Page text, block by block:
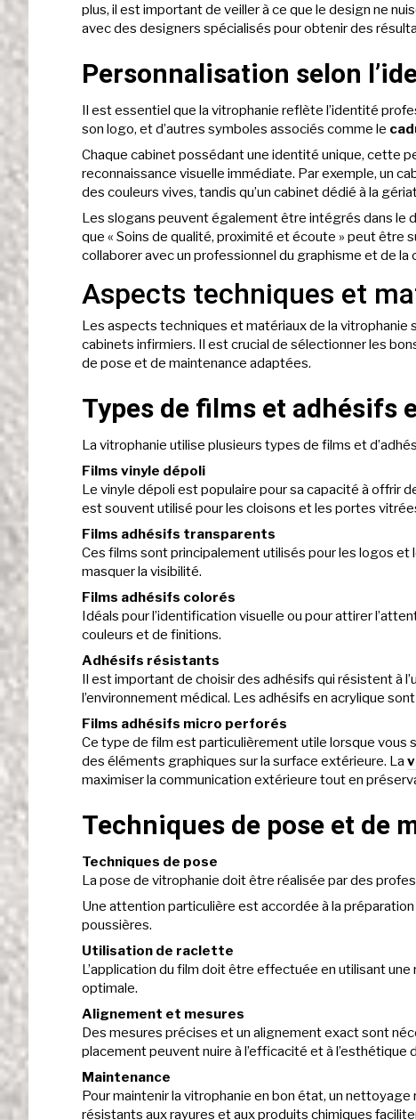
plus, il est important de veiller à ce que le design ne
avec des designers spécialisés pour obtenir des
Personnalisation selon
Il est essentiel que la vitrophanie reflète l’identité
son logo, et d’autres symboles associés comme le
Chaque cabinet possédant une identité unique, cette
reconnaissance visuelle immédiate. Par exemple, un
des couleurs vives, tandis qu’un cabinet dédié à la
Les slogans peuvent également être intégrés dans le
que « Soins de qualité, proximité et écoute » peut être
collaborer avec un professionnel du graphisme et de
Aspects techniques et
Les aspects techniques et matériaux de la
cabinets infirmiers. Il est crucial de sélectionner les
de pose et de maintenance adaptées.
Types de films et adhésifs
La vitrophanie utilise plusieurs types de films et
Films vinyle dépoli
Le vinyle dépoli est populaire pour sa capacité à offrir
est souvent utilisé pour les cloisons et les portes
Films adhésifs transparents
Ces films sont principalement utilisés pour les logos
masquer la visibilité.
Films adhésifs colorés
Idéals pour l’identification visuelle ou pour attirer
couleurs et de finitions.
Adhésifs résistants
Il est important de choisir des adhésifs qui résistent à
l’environnement médical. Les adhésifs en acrylique
Films adhésifs micro perforés
Ce type de film est particulièrement utile lorsque vous
des éléments graphiques sur la surface extérieure. La
maximiser la communication extérieure tout en
Techniques de pose et de
Techniques de pose
La pose de vitrophanie doit être réalisée par des
Une attention particulière est accordée à la
poussières.
Utilisation de raclette
L’application du film doit être effectuée en utilisant
optimale.
Alignement et mesures
Des mesures précises et un alignement exact sont
placement peuvent nuire à l’efficacité et à l’esthétique
Maintenance
Pour maintenir la vitrophanie en bon état, un
résistants aux rayures et aux produits chimiques